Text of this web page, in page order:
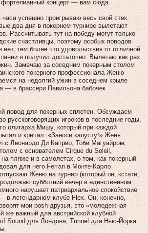
концерт — вам сюда.
успешно проигрываю весь свой стек.
два дня в покерном турнире вылетают
Рассчитывать тут на победу могут только
счастливцы, поэтому особых поводов
нет, тем более что удовольствия от отличной
я получил достаточно. Вылетаю как раз
Замечаю за соседним покерным столом
покерного профессионала Женю
на недолгий ужин в соседнем крыле
— в брассери Павильона бабочек
повод для покерных сплетен. Обсуждаем
русскоговорящих игроков в последние годы,
олигарха Мишу, который при каждой
и кричал: «Заноси капусту!» Женя
с Леонардо Ди Каприо, Тоби Магуайром,
с основателем Cirque du Soleil,
пляже и в самолетах, о том, как покерный
для него Ferrari в Монте-Карло
Женю на турнир (который он, кстати,
субботний вечер в единственном
нарушает патриархальное спокойствие
в легендарном клубе Flex. Он, конечно,
мои posh-друзья, это «молодежная
же важный для австрийской клубной
Sound для Лондона, Tunnel для Нью-Йорка